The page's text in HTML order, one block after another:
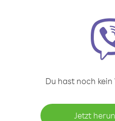
Du hast noch
Jetzt